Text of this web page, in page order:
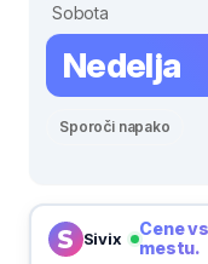
Sobota
Nedelja
Sporoči napako
Sivix
Cene
mestu.